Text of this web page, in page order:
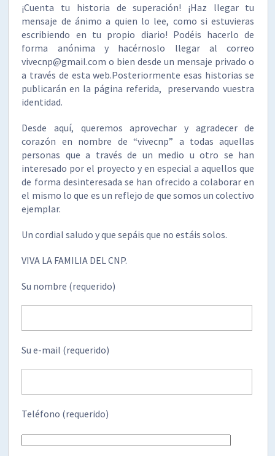
¡Cuenta tu historia de superación! ¡Haz llegar tu
mensaje de ánimo a quien lo lee, como si estuvieras
escribiendo en tu propio diario! Podéis hacerlo de
forma anónima y hacérnoslo llegar al correo
vivecnp@gmail.com o bien desde un mensaje privado o
a través de esta web.Posteriormente esas historias se
publicarán en la página referida, preservando vuestra
identidad.
Desde aquí, queremos aprovechar y agradecer de
corazón en nombre de “vivecnp” a todas aquellas
personas que a través de un medio u otro se han
interesado por el proyecto y en especial a aquellos que
de forma desinteresada se han ofrecido a colaborar en
el mismo lo que es un reflejo de que somos un colectivo
ejemplar.
Un cordial saludo y que sepáis que no estáis solos.
VIVA LA FAMILIA DEL CNP.
Su nombre (requerido)
Su e-mail (requerido)
Teléfono (requerido)